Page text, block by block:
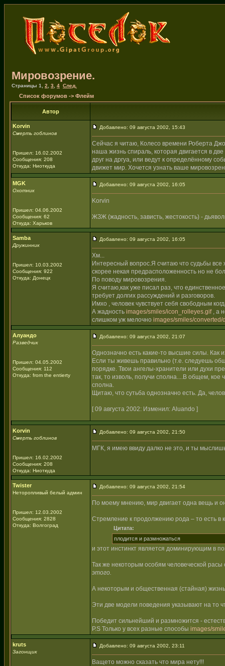
Мировозрение.
Страницы 1 2 3 4 След.
Список форумов -> Флейм
Автор
Korvin
Смерть гоблинов
Пришел: 16.02.2002
Сообщения: 208
Откуда: Ниоткуда
Добавлено: 09 августа 2002, 15:43
Сейчас я читаю, Колесо времени Роберта
наша жизнь спираль, которая двигается в
друг на дргуа, или ведут к определённому
движет мир. Хочется узнать ваше
MGK
Охотник
Пришел: 04.06.2002
Сообщения: 62
Откуда: Харьков
Добавлено: 09 августа 2002, 16:05
Korvin
ЖЗЖ (жадность, зависть, жестокость) -
Samba
Дружинник
Пришел: 10.03.2002
Сообщения: 922
Откуда: Донецк
Добавлено: 09 августа 2002, 16:05
Хм...
Интересный вопрос.Я считаю что судьбы все
скорее некая предрасположенность но не
По поводу мировозрения.
Я считаю,как уже писал раз, что
требует долгих рассуждений и разговоров.
Имхо , человек чувствует себя свободным
А жадность images/smiles/icon_rolleyes.gif, а
слишком уж мелочно images/smiles/converted/
Алуандо
Разведчик
Пришел: 04.05.2002
Сообщения: 112
Откуда: from the entierty
Добавлено: 09 августа 2002, 21:07
Однозначно есть какие-то высшие силы. Как
Если ты живешь правильно (т.е. следуешь
порядке. Твои ангелы-хранители или духи
так, то изволь, получи сполна....В общем, кое
сполна.
Щитаю, что сутьба однозначно есть. Да,
[ 09 августа 2002: Изменил: Aluando ]
Korvin
Смерть гоблинов
Пришел: 16.02.2002
Сообщения: 208
Откуда: Ниоткуда
Добавлено: 09 августа 2002, 21:50
МГК, я имею ввиду далко не это, и ты
Twister
Неторопливый белый админ
Пришел: 12.03.2002
Сообщения: 2828
Откуда: Волгоград
Добавлено: 09 августа 2002, 21:54
По моему мнению, мир двигает одна вещь и
Стремление к продолжению рода – то есть в
Цитата:
плодится и размножаться
и этот инстинкт является доминирующим в
Так же некоторым особям человеческой
этого.
А некоторым и общественная (стайная)
Эти две модели поведения указывают на то
Победит сильнейший и размножится -
P.S Только у всех разные способы images/
kruts
Загонщик
Добавлено: 09 августа 2002, 23:11
Ващето можно сказать что мира нету!!!